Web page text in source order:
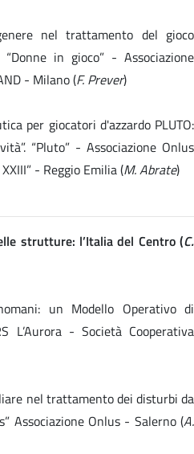
nel trattamento del gioco
“Donne in gioco” - Associazione
- Milano (F. Prever)
per giocatori d'azzardo PLUTO:
“Pluto” - Associazione Onlus
- Reggio Emilia (M. Abrate)
strutture: l’Italia del Centro (C.
un Modello Operativo di
L’Aurora - Società Cooperativa
nel trattamento dei disturbi da
Associazione Onlus - Salerno (A.